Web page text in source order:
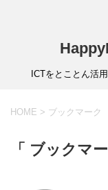
ICTをとことん活
HOME > ブックマーク
「 ブックマ